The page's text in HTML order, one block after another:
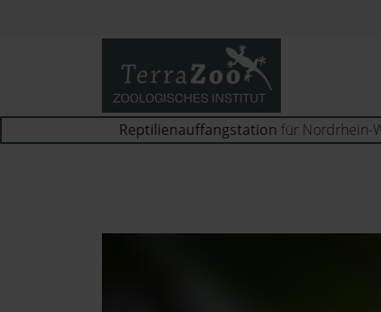
Reptilienauffangstation für Nordrhein-